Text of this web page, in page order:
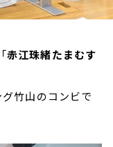
赤江珠緒たまむす
グ竹山のコンビで